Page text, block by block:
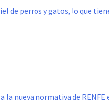
de perros y gatos, lo que
a la nueva normativa de